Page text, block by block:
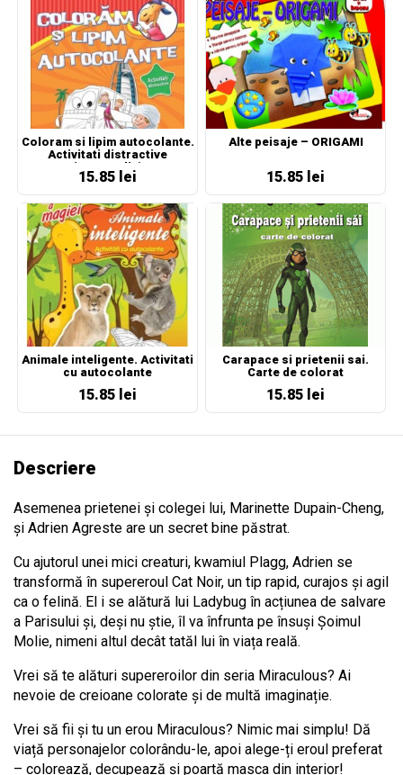
Coloram si lipim autocolante.
Activitati distractive
(portocaliu)
15.85 lei
Alte peisaje – ORIGAMI
15.85 lei
Animale inteligente. Activitati
cu autocolante
15.85 lei
Carapace si prietenii sai.
Carte de colorat
15.85 lei
Descriere
Asemenea prietenei și colegei lui, Marinette Dupain-Cheng,
și Adrien Agreste are un secret bine păstrat.
Cu ajutorul unei mici creaturi, kwamiul Plagg, Adrien se
transformă în supereroul Cat Noir, un tip rapid, curajos și agil
ca o felină. El i se alătură lui Ladybug în acțiunea de salvare
a Parisului și, deși nu știe, îl va înfrunta pe însuși Șoimul
Molie, nimeni altul decât tatăl lui în viața reală.
Vrei să te alături supereroilor din seria Miraculous? Ai
nevoie de creioane colorate și de multă imaginație.
Vrei să fii și tu un erou Miraculous? Nimic mai simplu! Dă
viață personajelor colorându-le, apoi alege-ți eroul preferat
– colorează, decupează și poartă masca din interior!